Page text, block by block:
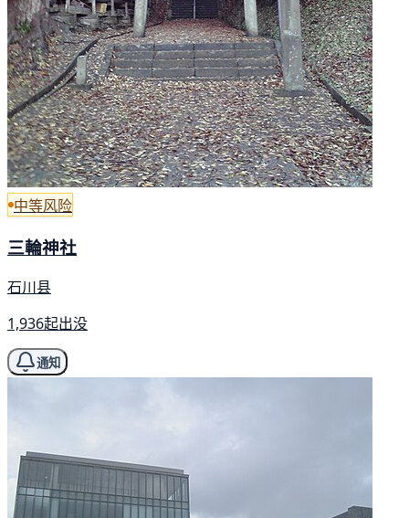
中等风险
三輪神社
石川县
1,936起出没
通知